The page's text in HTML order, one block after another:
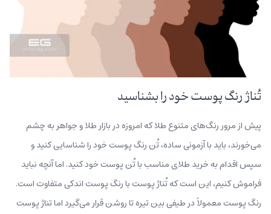
تُناژ رنگ پوست خود را بشناسید
پیش از مرور رنگ‌های متنوع طلا که امروزه در بازار طلا و جواهر به چشم
می‌خورند، باید با آزمونی ساده، تُن رنگ پوست خود را شناسایی کنید و
سپس اقدام به خرید طلای مناسب با تُن پوست خود کنید. اما آنچه نباید
فراموش کنیم، این است که تُناژ پوست با رنگ پوست اندکی متفاوت است.
رنگ پوست معمولاً در طیفی بین تیره تا روشن قرار می‌گیرد اما تناژ پوست